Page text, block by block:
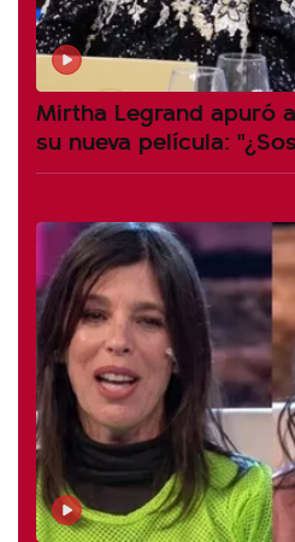
Mirtha Legrand apuró
su nueva película: